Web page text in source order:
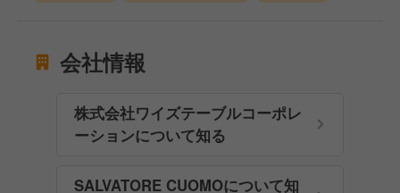
会社情報
株式会社ワイズテーブルコーポレ
ーションについて知る
SALVATORE CUOMOについて知